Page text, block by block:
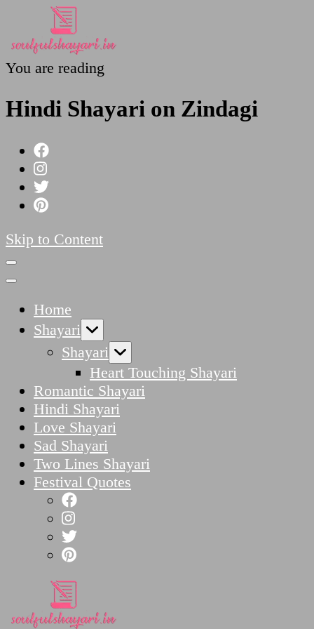
Poetries
You are reading
Hindi Shayari on Zindagi
Skip to Content
Home
Shayari
Shayari
Heart Touching Shayari
Romantic Shayari
Hindi Shayari
Love Shayari
Sad Shayari
Two Lines Shayari
Festival Quotes